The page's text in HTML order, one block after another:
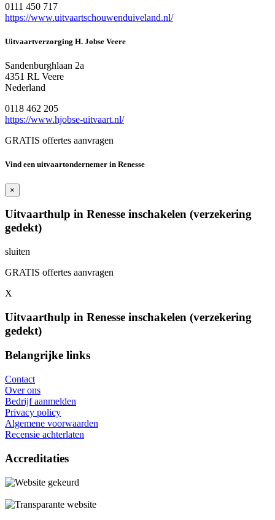
0111 450 717
https://www.uitvaartschouwenduiveland.nl/
Uitvaartverzorging H. Jobse Veere
Sandenburghlaan 2a
4351 RL Veere
Nederland
0118 462 205
https://www.hjobse-uitvaart.nl/
GRATIS offertes aanvragen
Vind een uitvaartondernemer in Renesse
×
Uitvaarthulp in Renesse inschakelen (verzekering
gedekt)
sluiten
GRATIS offertes aanvragen
X
Uitvaarthulp in Renesse inschakelen (verzekering
gedekt)
Belangrijke links
Contact
Over ons
Bedrijf aanmelden
Privacy policy
Algemene voorwaarden
Recensie achterlaten
Accreditaties